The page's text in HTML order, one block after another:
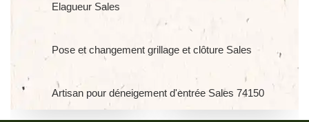
Elagueur Sales
Pose et changement grillage et clôture Sales
Artisan pour déneigement d'entrée Sales 74150